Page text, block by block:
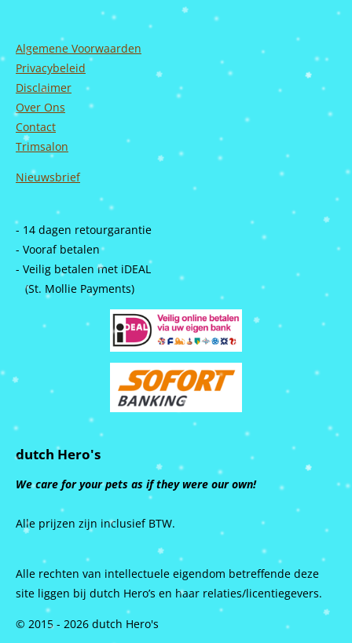
Algemene Voorwaarden
Privacybeleid
Disclaimer
Over Ons
Contact
Trimsalon
Nieuwsbrief
- 14 dagen retourgarantie
- Vooraf betalen
- Veilig betalen met iDEAL
(St. Mollie Payments)
dutch Hero's
We care for your pets as if they were our own!
Alle prijzen zijn inclusief BTW.
Alle rechten van intellectuele eigendom betreffende deze
site liggen bij dutch Hero’s en haar relaties/licentiegevers.
© 2015 - 2026 dutch Hero's